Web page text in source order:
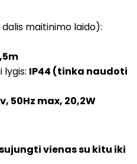
maitinimo laido):
IP44 (tinka naudoti
50Hz max, 20,2W
vienas su kitu iki